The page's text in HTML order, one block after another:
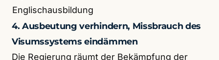
Englischausbildung
4. Ausbeutung verhindern, Missbrauch des
Visumssystems eindämmen
Die Regierung räumt der Bekämpfung der